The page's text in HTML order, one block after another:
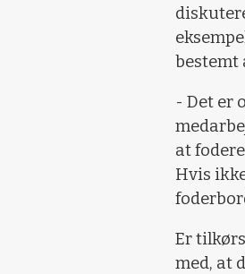
bestemt
- Det er
at
Hvis
Er
med, at